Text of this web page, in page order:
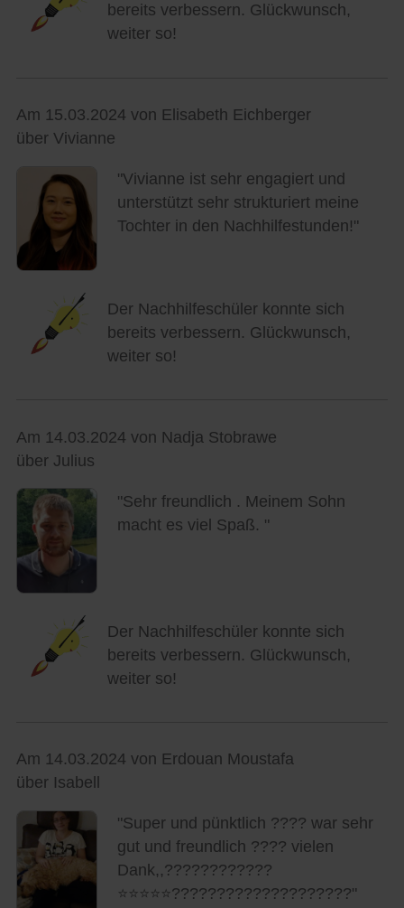
bereits verbessern. Glückwunsch,
weiter so!
Am 15.03.2024 von Elisabeth Eichberger
über Vivianne
"Vivianne ist sehr engagiert und
unterstützt sehr strukturiert meine
Tochter in den Nachhilfestunden!"
Der Nachhilfeschüler konnte sich
bereits verbessern. Glückwunsch,
weiter so!
Am 14.03.2024 von Nadja Stobrawe
über Julius
"Sehr freundlich . Meinem Sohn
macht es viel Spaß. "
Der Nachhilfeschüler konnte sich
bereits verbessern. Glückwunsch,
weiter so!
Am 14.03.2024 von Erdouan Moustafa
über Isabell
"Super und pünktlich ???? war sehr
gut und freundlich ???? vielen
Dank,,????????????
⭐⭐⭐⭐⭐????????????????????"